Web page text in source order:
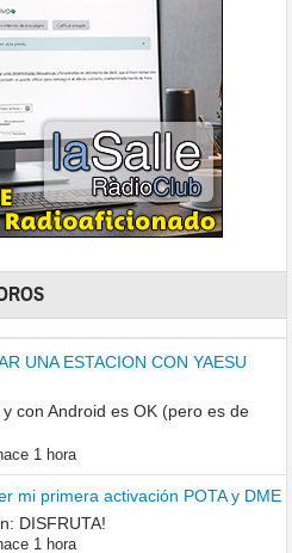
UNA ESTACION CON YAESU
con Android es OK (pero es de
1 hora
mi primera activación POTA y DME
DISFRUTA!
1 hora